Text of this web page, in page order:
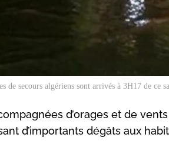
de secours algériens sont arrivés à 3H17 de
d’orages et de
d’importants dégâts aux